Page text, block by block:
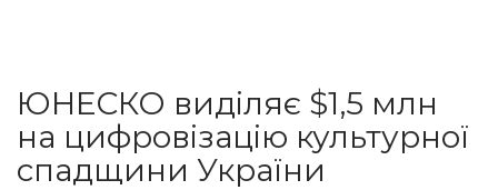
ЮНЕСКО виділяє $1,5 млн
на цифровізацію культурної
спадщини України